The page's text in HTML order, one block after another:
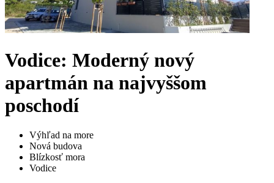
Vodice: Moderný nový
apartmán na najvyššom
poschodí
Výhľad na more
Nová budova
Blízkosť mora
Vodice